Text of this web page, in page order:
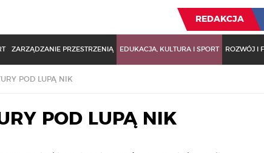
REDAKCJA
ZARZĄDZANIE PRZESTRZENIĄ EDUKACJA, KULTURA I SPORT ROZWÓJ I
POD LUPĄ NIK
POD LUPĄ NIK